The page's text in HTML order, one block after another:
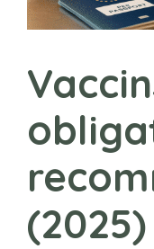
(2025)